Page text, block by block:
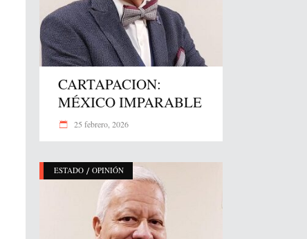
CARTAPACION:
MÉXICO IMPARABLE
25 febrero, 2026
ESTADO / OPINIÓN